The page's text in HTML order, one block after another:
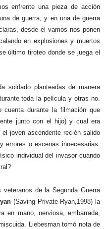
enfrente una pieza de acción
de guerra, y en una de guerra
desde el vamos nos ponen
en explosiones y muertos
último tiroteo donde se juega el
soldado planteadas de manera
toda la película y otras no.
cuenta durante la filmación que
junto con el hijo) y cual era
joven ascendente recién salido
errores o escenas innecesarias.
individual del invasor cuando
veteranos de la Segunda Guerra
(Saving Private Ryan,1998) la
en mano, nerviosa, embarrada,
Liebesman tomó nota de